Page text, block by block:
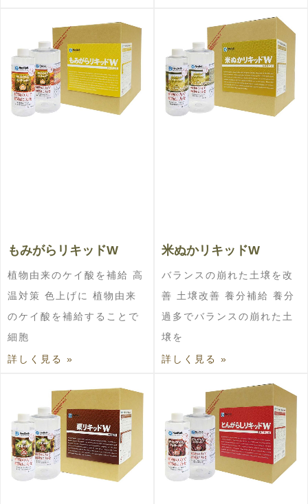
もみがらリキッドW
植物由来のケイ酸を補給 高
温対策 色上げに 植物由来
のケイ酸を補給することで
細胞
詳しく見る »
米ぬかリキッドW
バランスの崩れた土壌を改
善 土壌改善 養分補給 養分
過多でバランスの崩れた土
壌を
詳しく見る »